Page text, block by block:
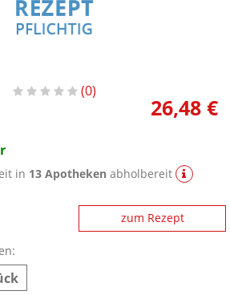
0
26,48 €
in 13 Apotheken abholbereit
zum Rezept